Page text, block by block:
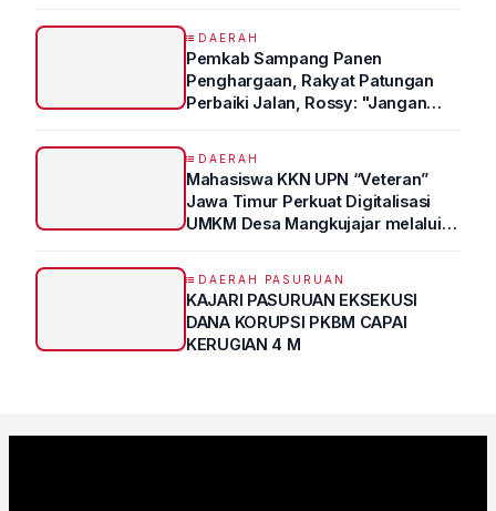
DAERAH
Pemkab Sampang Panen
Penghargaan, Rakyat Patungan
Perbaiki Jalan, Rossy: "Jangan
DAERAH
Mahasiswa KKN UPN “Veteran”
Jawa Timur Perkuat Digitalisasi
UMKM Desa Mangkujajar melalui
DAERAH PASURUAN
KAJARI PASURUAN EKSEKUSI
DANA KORUPSI PKBM CAPAI
KERUGIAN 4 M